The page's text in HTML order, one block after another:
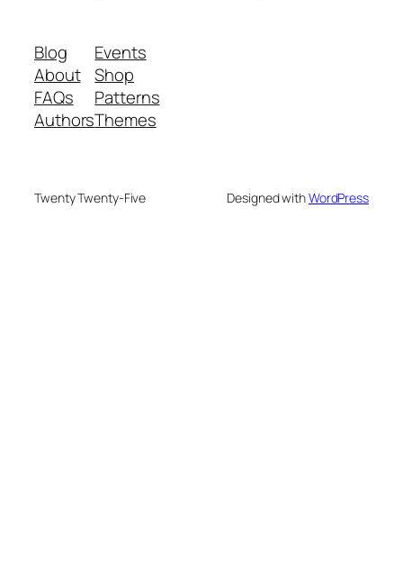
Blog
About
FAQs
Authors
Events
Shop
Patterns
Themes
Twenty Twenty-Five Designed withWordPress